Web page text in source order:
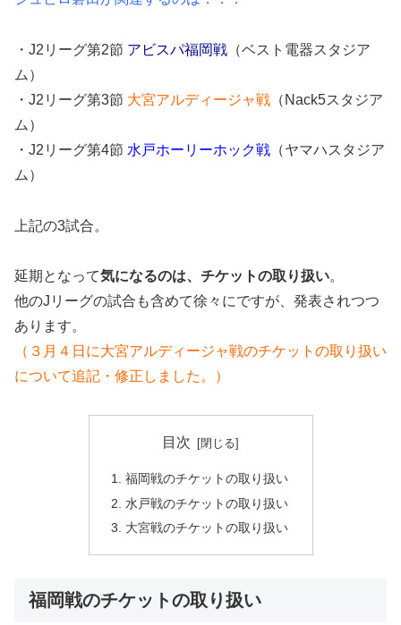
・J2リーグ第2節 アビスパ福岡戦 （ベスト電器スタジア
ム）
・J2リーグ第3節 大宮アルディージャ戦 （Nack5スタジア
ム）
・J2リーグ第4節 水戸ホーリーホック戦 （ヤマハスタジア
ム）
上記の3試合。
延期となって気になるのは、チケットの取り扱い。
他のJリーグの試合も含めて徐々にですが、発表されつつ
あります。
（３月４日に大宮アルディージャ戦のチケットの取り扱い
について追記・修正しました。）
目次
福岡戦のチケットの取り扱い
水戸戦のチケットの取り扱い
大宮戦のチケットの取り扱い
福岡戦のチケットの取り扱い